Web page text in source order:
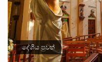
දේශීය පුවත්